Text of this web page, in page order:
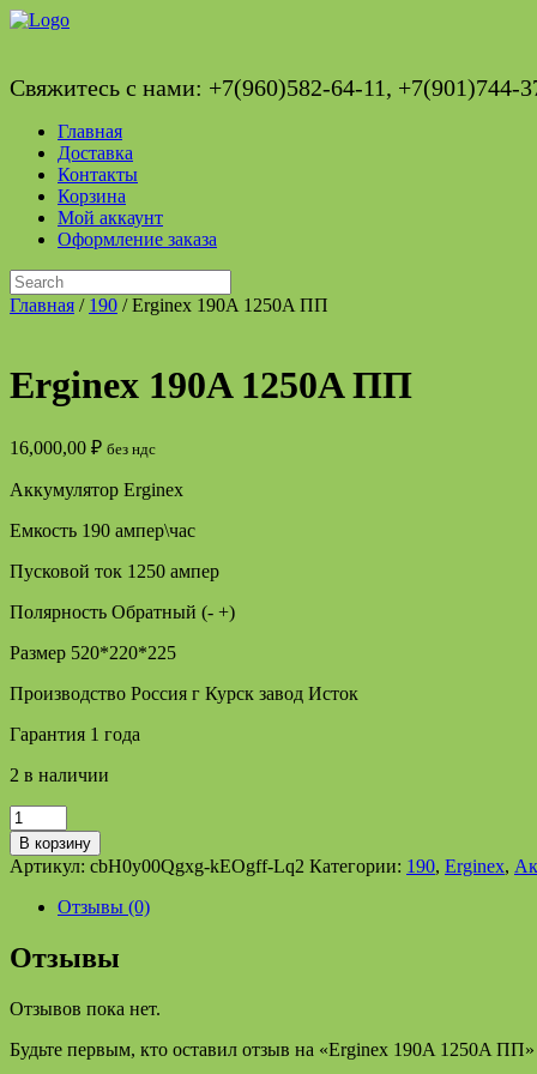
Skip
Свяжитесь с нами: +7(960)582-64-11, +7(901)744-
Главная
Доставка
Контакты
Корзина
Мой аккаунт
Оформление заказа
Search
for:
Главная / 190 / Erginex 190A 1250A ПП
Erginex 190A 1250A ПП
16,000,00 ₽ без ндс
Аккумулятор Erginex
Емкость 190 ампер\час
Пусковой ток 1250 ампер
Полярность Обратный (- +)
Размер 520*220*225
Производство Россия г Курск завод Исток
Гарантия 1 года
2 в наличии
Количество
товара
Erginex
190A
1250A
В корзину
Артикул: cbH0y00Qgxg-kEOgff-Lq2 Категории: 190, Erginex,
Отзывы (0)
Отзывы
Отзывов пока нет.
Будьте первым, кто оставил отзыв на «Erginex 190A 1250A ПП»